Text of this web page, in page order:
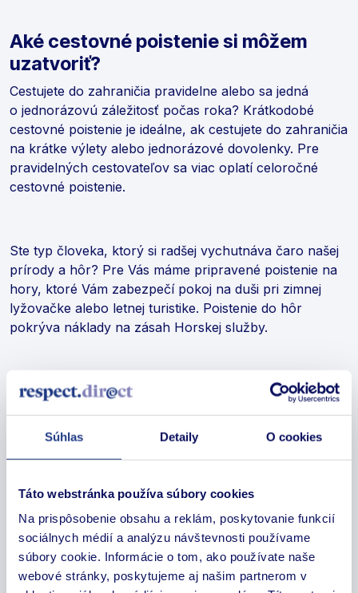
Súhlas Detaily O cookies
Táto webstránka používa súbory cookies
Na prispôsobenie obsahu a reklám, poskytovanie funkcií
sociálnych médií a analýzu návštevnosti používame
súbory cookie. Informácie o tom, ako používate naše
webové stránky, poskytujeme aj našim partnerom v
Aké cestovné poistenie si môžem
uzatvoriť?
Cestujete do zahraničia pravidelne alebo sa jedná
o jednorázovú záležitosť počas roka? Krátkodobé
cestovné poistenie je ideálne, ak cestujete do zahraničia
na krátke výlety alebo jednorázové dovolenky. Pre
pravidelných cestovateľov sa viac oplatí celoročné
cestovné poistenie.
Ste typ človeka, ktorý si radšej vychutnáva čaro našej
prírody a hôr? Pre Vás máme pripravené poistenie na
hory, ktoré Vám zabezpečí pokoj na duši pri zimnej
lyžovačke alebo letnej turistike. Poistenie do hôr
pokrýva náklady na zásah Horskej služby.
Liečebné náklady v zahraničí
Liečebné náklady v zahraničí sú dôležitou súčasťou
každého cestovného poistenia, bez ohľadu od zvolenej
poisťovne. Úraz alebo náhla choroba Vás môžu
potrebujete lekársku starostlivosť, náklady na liečbu
môžu byť vysoké a pre Vás môžu predstavovať značné
finančné zaťaženie. Prečo siahať na úspory, keď sa
môžete proti tomuto riziku jednoducho poistiť?
Cestovné poistenie zvyčajne kryje náklady na urgentné